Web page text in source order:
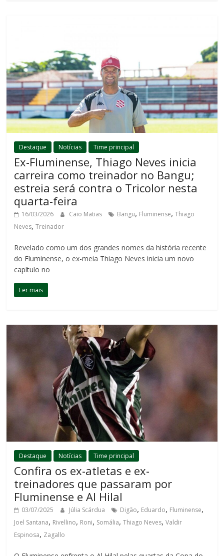
Destaque Notícias Time principal
Ex-Fluminense, Thiago Neves inicia
carreira como treinador no Bangu;
estreia será contra o Tricolor nesta
quarta-feira
16/03/2026 Caio Matias Bangu, Fluminense,Thiago
Neves,Treinador
Revelado como um dos grandes nomes da história recente
do Fluminense, o ex-meia Thiago Neves inicia um novo
capítulo no
Ler mais
Destaque Notícias Time principal
Confira os ex-atletas e ex-
treinadores que passaram por
Fluminense e Al Hilal
03/07/2025 Júlia Scárdua Digão, Eduardo, Fluminense,
Joel Santana, Rivellino, Roni, Somália,Thiago Neves,Valdir
Espinosa, Zagallo